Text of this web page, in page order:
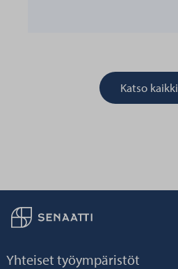
Katso kaikki
Palaa taikaisin etusivulle
Yhteiset työympäristöt